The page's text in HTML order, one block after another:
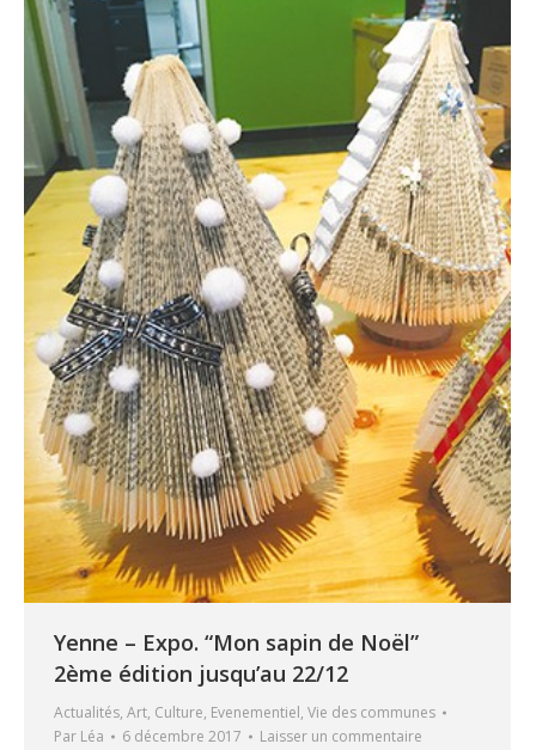
Yenne – Expo. “Mon sapin de Noël”
2ème édition jusqu’au 22/12
Actualités, Art, Culture, Evenementiel, Vie des communes
Par Léa 6 décembre 2017 Laisser un commentaire